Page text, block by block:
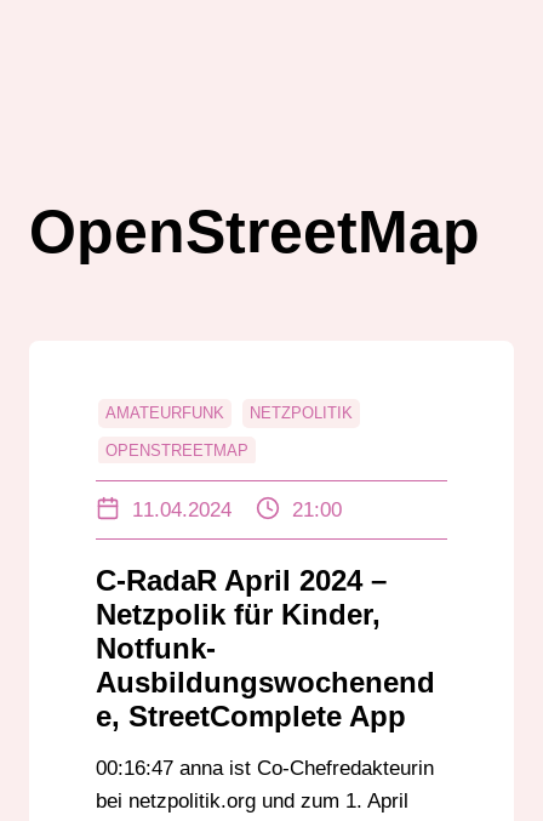
OpenStreetMap
AMATEURFUNK NETZPOLITIK
OPENSTREETMAP
11.04.2024 21:00
C-RadaR April 2024 –
Netzpolik für Kinder,
Notfunk-
Ausbildungswochenend
e, StreetComplete App
00:16:47 anna ist Co-Chefredakteurin
bei netzpolitik.org und zum 1. April